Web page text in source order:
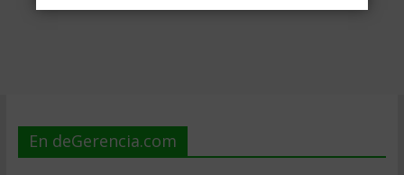
En deGerencia.com